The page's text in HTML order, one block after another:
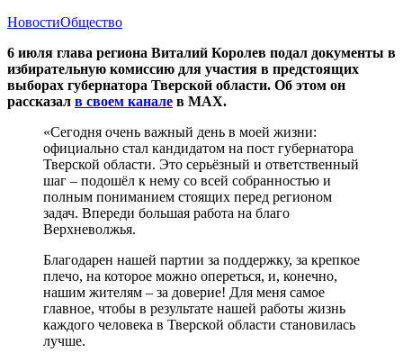
НовостиОбщество
6 июля глава региона Виталий Королев подал документы в
избирательную комиссию для участия в предстоящих
выборах губернатора Тверской области. Об этом он
рассказал в своем канале в MAX.
«Сегодня очень важный день в моей жизни:
официально стал кандидатом на пост губернатора
Тверской области. Это серьёзный и ответственный
шаг – подошёл к нему со всей собранностью и
полным пониманием стоящих перед регионом
задач. Впереди большая работа на благо
Верхневолжья.
Благодарен нашей партии за поддержку, за крепкое
плечо, на которое можно опереться, и, конечно,
нашим жителям – за доверие! Для меня самое
главное, чтобы в результате нашей работы жизнь
каждого человека в Тверской области становилась
лучше.